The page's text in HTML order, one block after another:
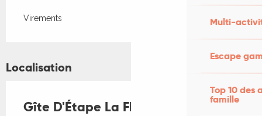
Multi-
Escape
Top 10 des
famille
Virements
Localisation
Gîte D'Étape La Flèche Bleue